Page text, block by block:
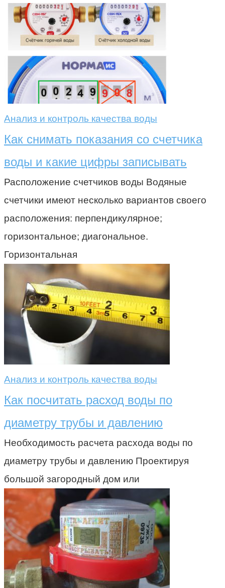
Анализ и контроль качества воды
Как снимать показания со счетчика
воды и какие цифры записывать
Расположение счетчиков воды Водяные
счетчики имеют несколько вариантов своего
расположения: перпендикулярное;
горизонтальное; диагональное.
Горизонтальная
Анализ и контроль качества воды
Как посчитать расход воды по
диаметру трубы и давлению
Необходимость расчета расхода воды по
диаметру трубы и давлению Проектируя
большой загородный дом или